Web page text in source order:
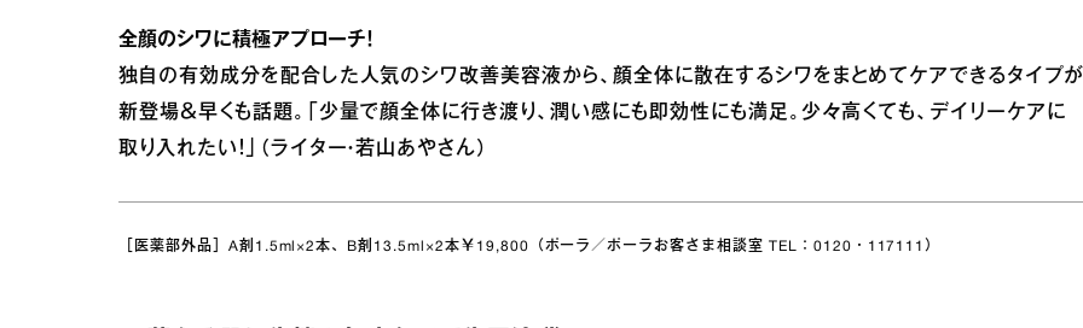
全顔のシワに積極アプローチ！
独自の有効成分を配合した人気のシワ改善美容液から、顔全体に散在するシワをまとめてケアできるタイプ
新登場＆早くも話題。「少量で顔全体に行き渡り、潤い感にも即効性にも満足。少々高くても、デイリーケアに
取り入れたい！」（ライター・若山あやさん）
［医薬部外品］A剤1.5ml×2本、B剤13.5ml×2本￥19,800（ポーラ／ポーラお客さま相談室 TEL：0120・117111）